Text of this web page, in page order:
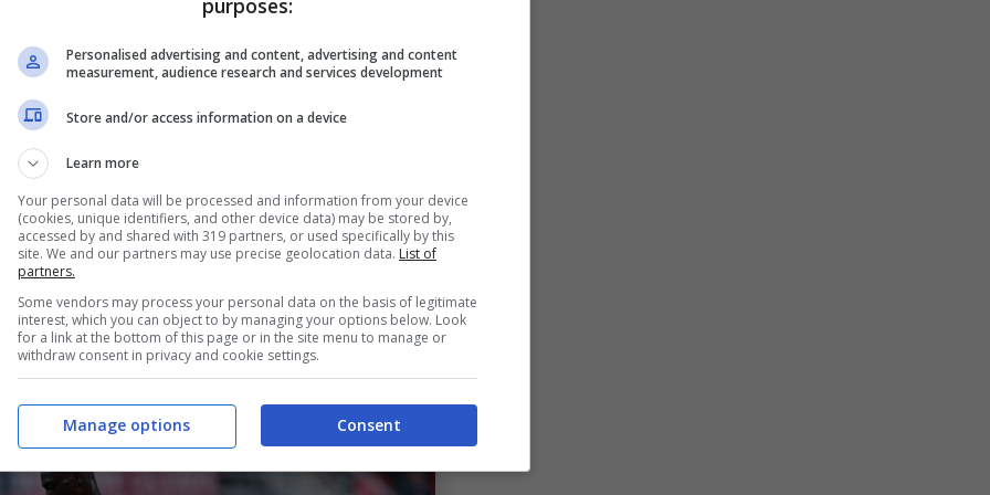
nuova stagione e gli obiettivi
di questa nuova stagione: “ Sicuramente ci
arrivati hanno portato grande intensità e
il tempo si integreranno ancor di più e ci
me, mi auguro di aver ancor più spazio
non era facile prendere minuti ma sono
sto lavorando“.
purposes:
Personalised advertising and content, advertising and content
measurement, audience research and services development
Store and/or access information on a device
Learn more
Your personal data will be processed and information from your device
(cookies, unique identifiers, and other device data) may be stored by,
accessed by and shared with 319 partners, or used specifically by this
site. We and our partners may use precise geolocation data. List of
partners.
Some vendors may process your personal data on the basis of legitimate
interest, which you can object to by managing your options below. Look
for a link at the bottom of this page or in the site menu to manage or
withdraw consent in privacy and cookie settings.
Consent
Manage options